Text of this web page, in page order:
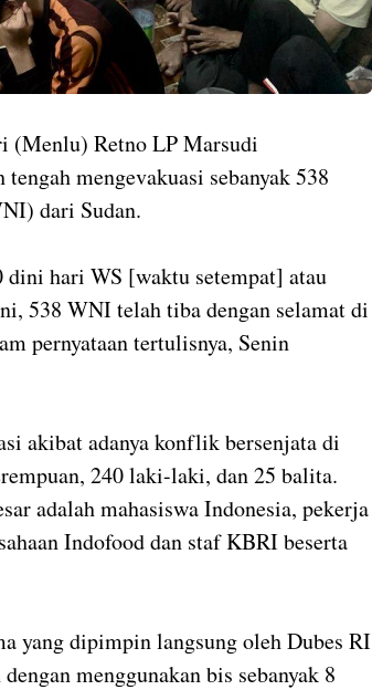
(Menlu) Retno LP Marsudi
mengevakuasi sebanyak 538
dari Sudan.
hari WS [waktu setempat] atau
538 WNI telah tiba dengan selamat di
pernyataan tertulisnya, Senin
akibat adanya konflik bersenjata di
240 laki-laki, dan 25 balita.
adalah mahasiswa Indonesia, pekerja
Indofood dan staf KBRI beserta
yang dipimpin langsung oleh Dubes RI
menggunakan bis sebanyak 8